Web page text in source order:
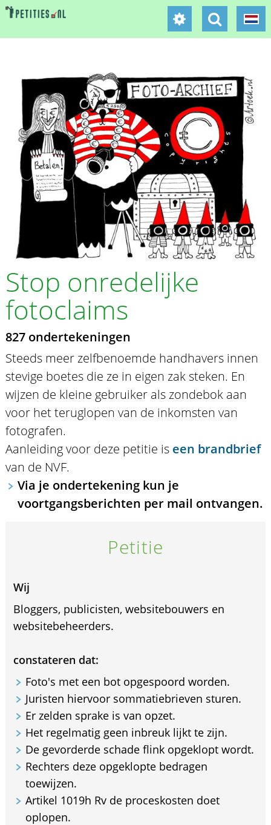
Stop onredelijke
fotoclaims
827 ondertekeningen
Steeds meer zelfbenoemde handhavers innen
stevige boetes die ze in eigen zak steken. En
wijzen de kleine gebruiker als zondebok aan
voor het teruglopen van de inkomsten van
fotografen.
Aanleiding voor deze petitie is een brandbrief
van de NVF.
Via je ondertekening kun je
voortgangsberichten per mail ontvangen.
Petitie
Wij
Bloggers, publicisten, websitebouwers en
websitebeheerders.
constateren dat:
Foto's met een bot opgespoord worden.
Juristen hiervoor sommatiebrieven sturen.
Er zelden sprake is van opzet.
Het regelmatig geen inbreuk lijkt te zijn.
De gevorderde schade flink opgeklopt wordt.
Rechters deze opgeklopte bedragen
toewijzen.
Artikel 1019h Rv de proceskosten doet
oplopen.